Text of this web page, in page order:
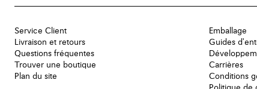
Service Client
Livraison et retours
Questions fréquentes
Trouver une boutique
Plan du site
Emballage
Guides
Carrières
Conditions